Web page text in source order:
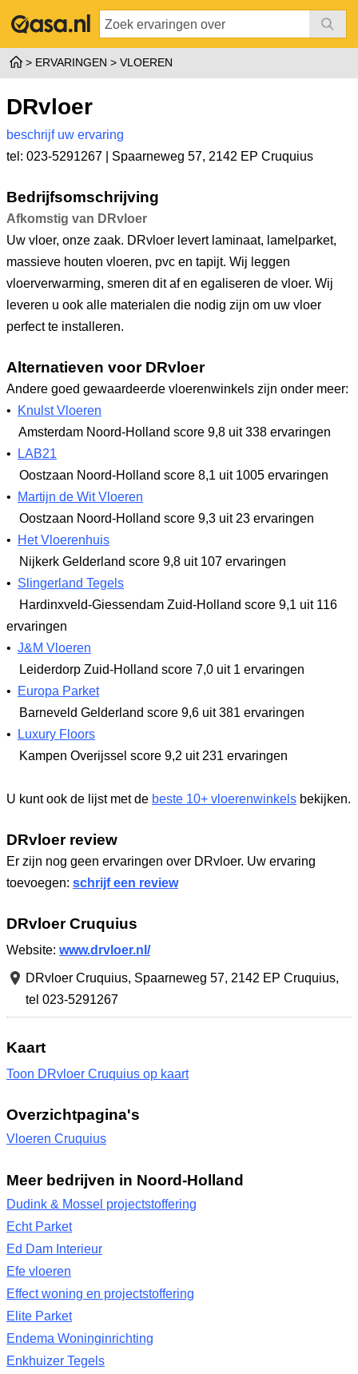
ERVARINGEN VLOEREN
DRvloer
beschrijf uw ervaring
tel: 023-5291267 | Spaarneweg 57, 2142 EP Cruquius
Bedrijfsomschrijving
Afkomstig van DRvloer
Uw vloer, onze zaak. DRvloer levert laminaat, lamelparket,
massieve houten vloeren, pvc en tapijt. Wij leggen
vloerverwarming, smeren dit af en egaliseren de vloer. Wij
leveren u ook alle materialen die nodig zijn om uw vloer
perfect te installeren.
Alternatieven voor DRvloer
Andere goed gewaardeerde vloerenwinkels zijn onder meer:
•
Knulst Vloeren
Amsterdam Noord-Holland score 9,8 uit 338 ervaringen
•
LAB21
Oostzaan Noord-Holland score 8,1 uit 1005 ervaringen
•
Martijn de Wit Vloeren
Oostzaan Noord-Holland score 9,3 uit 23 ervaringen
•
Het Vloerenhuis
Nijkerk Gelderland score 9,8 uit 107 ervaringen
• Slingerland Tegels
Hardinxveld-Giessendam Zuid-Holland score 9,1 uit 116
ervaringen
• J&M Vloeren
Leiderdorp Zuid-Holland score 7,0 uit 1 ervaringen
•
Europa Parket
Barneveld Gelderland score 9,6 uit 381 ervaringen
•
Luxury Floors
Kampen Overijssel score 9,2 uit 231 ervaringen
U kunt ook de lijst met de beste 10+ vloerenwinkels bekijken.
DRvloer review
Er zijn nog geen ervaringen over DRvloer. Uw ervaring
toevoegen: schrijf een review
DRvloer Cruquius
Website: www.drvloer.nl/
DRvloer Cruquius, Spaarneweg 57, 2142 EP Cruquius,
tel 023-5291267
Kaart
Toon DRvloer Cruquius op kaart
Overzichtpagina's
Vloeren Cruquius
Meer bedrijven in Noord-Holland
Dudink & Mossel projectstoffering
Echt Parket
Ed Dam Interieur
Efe vloeren
Effect woning en projectstoffering
Elite Parket
Endema Woninginrichting
Enkhuizer Tegels